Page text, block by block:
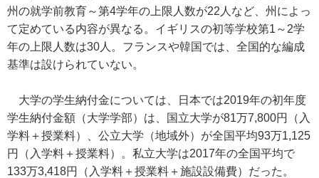
州の就学前教育～第4学年の上限人数が22人など、州によっ
て定めている内容が異なる。イギリスの初等学校第1～2学
年の上限人数は30人。フランスや韓国では、全国的な編成
基準は設けられていない。
大学の学生納付金については、日本では2019年の初年度
学生納付金額（大学学部）は、国立大学が81万7,800円（入
学料＋授業料）、公立大学（地域外）が全国平均93万1,125
円（入学料＋授業料）。私立大学は2017年の全国平均で
133万3,418円（入学料＋授業料＋施設設備費）だった。